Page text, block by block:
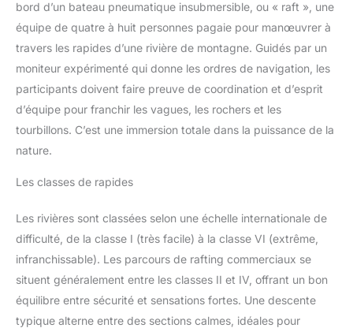
bord d’un bateau pneumatique insubmersible, ou « raft », une
équipe de quatre à huit personnes pagaie pour manœuvrer à
travers les rapides d’une rivière de montagne. Guidés par un
moniteur expérimenté qui donne les ordres de navigation, les
participants doivent faire preuve de coordination et d’esprit
d’équipe pour franchir les vagues, les rochers et les
tourbillons. C’est une immersion totale dans la puissance de la
nature.
Les classes de rapides
Les rivières sont classées selon une échelle internationale de
difficulté, de la classe I (très facile) à la classe VI (extrême,
infranchissable). Les parcours de rafting commerciaux se
situent généralement entre les classes II et IV, offrant un bon
équilibre entre sécurité et sensations fortes. Une descente
typique alterne entre des sections calmes, idéales pour